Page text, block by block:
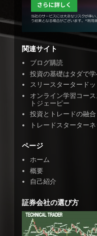
関連サイト
ブログ購読
投資の基礎はタダで
スリースタータード
オンライン学習コー
トジェーピー
投資とトレードの融合
トレードスターターネ
ページ
ホーム
概要
自己紹介
証券会社の選び方